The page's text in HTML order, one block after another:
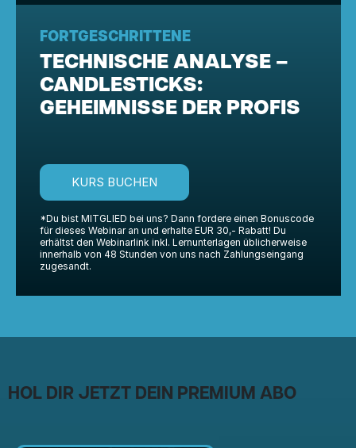
FORTGESCHRITTENE
TECHNISCHE ANALYSE –
CANDLESTICKS:
GEHEIMNISSE DER PROFIS
KURS BUCHEN
*Du bist MITGLIED bei uns? Dann fordere einen Bonuscode
für dieses Webinar an und erhalte EUR 30,- Rabatt! Du
erhältst den Webinarlink inkl. Lernunterlagen üblicherweise
innerhalb von 48 Stunden von uns nach Zahlungseingang
zugesandt.
HOL DIR JETZT DEIN PREMIUM ABO